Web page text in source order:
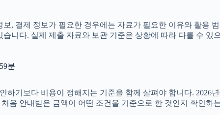
, 결제 정보가 필요한 경우에는 자료가 필요한 이유와 활용
습니다. 실제 제출 자료와 보관 기준은 상황에 따라 다를 수 있
분
기보다 비용이 정해지는 기준을 함께 살펴야 합니다. 2026
음 안내받은 금액이 어떤 조건을 기준으로 한 것인지 확인하